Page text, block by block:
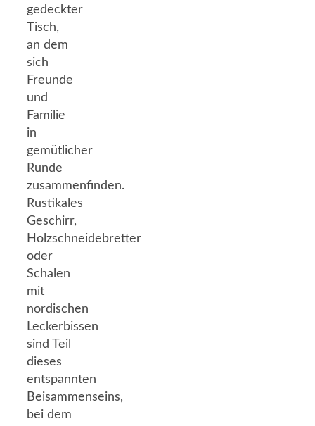
gedeckter
Tisch,
an dem
sich
Freunde
und
Familie
in
gemütlicher
Runde
zusammenfinden.
Rustikales
Geschirr,
Holzschneidebretter
oder
Schalen
mit
nordischen
Leckerbissen
sind Teil
dieses
entspannten
Beisammenseins,
bei dem